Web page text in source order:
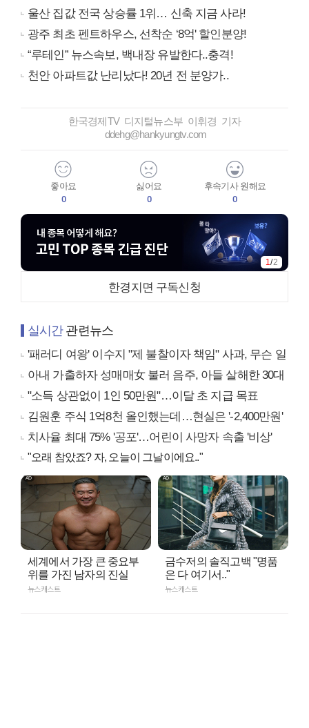
울산 집값 전국 상승률 1위… 신축 지금 사라!
광주 최초 펜트하우스, 선착순 ‘8억' 할인분양!
“루테인” 뉴스속보, 백내장 유발한다..충격!
천안 아파트값 난리났다! 20년 전 분양가..
한국경제TV 디지털뉴스부 이휘경 기자
ddehg@hankyungtv.com
좋아요
0
싫어요
0
후속기사 원해요
0
1 /2
한경지면 구독신청
실시간관련뉴스
'패러디 여왕' 이수지 "제 불찰이자 책임" 사과, 무슨 일
아내 가출하자 성매매女 불러 음주, 아들 살해한 30대
"소득 상관없이 1인 50만원"…이달 초 지급 목표
김원훈 주식 1억8천 올인했는데…현실은 '-2,400만원'
치사율 최대 75% '공포'…어린이 사망자 속출 '비상'
"오래 참았죠? 자, 오늘이 그날이에요.."
세계에서 가장 큰 중요부
위를 가진 남자의 진실
뉴스캐스트
금수저의 솔직고백 "명품
은 다 여기서.."
뉴스캐스트